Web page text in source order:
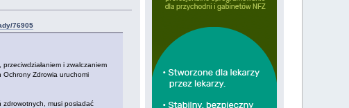
76905
i zwalczaniem
Ochrony Zdrowia uruchomi
musi posiadać